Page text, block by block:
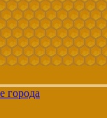
города